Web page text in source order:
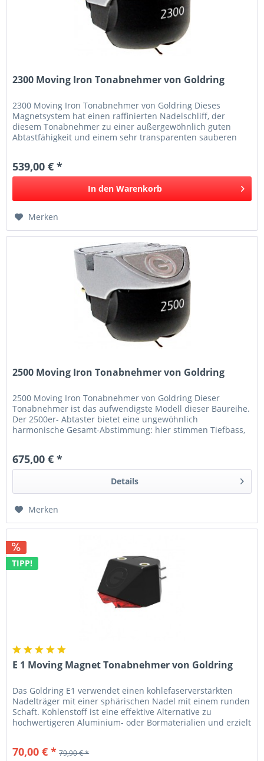
2300 Moving Iron Tonabnehmer von Goldring
2300 Moving Iron Tonabnehmer von Goldring Dieses
Magnetsystem hat einen raffinierten Nadelschliff, der
diesem Tonabnehmer zu einer außergewöhnlich guten
Abtastfähigkeit und einem sehr transparenten sauberen
539,00 € *
In den Warenkorb
Merken
2500 Moving Iron Tonabnehmer von Goldring
2500 Moving Iron Tonabnehmer von Goldring Dieser
Tonabnehmer ist das aufwendigste Modell dieser Baureihe.
Der 2500er- Abtaster bietet eine ungewöhnlich
harmonische Gesamt-Abstimmung: hier stimmen Tiefbass,
675,00 € *
Details
Merken
TIPP!
E 1 Moving Magnet Tonabnehmer von Goldring
Das Goldring E1 verwendet einen kohlefaserverstärkten
Nadelträger mit einer sphärischen Nadel mit einem runden
Schaft. Kohlenstoff ist eine effektive Alternative zu
hochwertigeren Aluminium- oder Bormaterialien und erzielt
70,00 € * 79,90 € *